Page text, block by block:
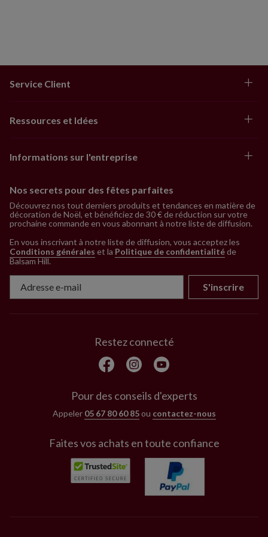
Service Client
Ressources et Idées
Informations sur l'entreprise
Nos secrets pour des fêtes parfaites
Découvrez nos tout derniers produits et tendances en matière de
décoration de Noël, et bénéficiez de 30 € de réduction sur votre
prochaine commande en vous abonnant à notre liste de diffusion.
En vous inscrivant à notre liste de diffusion, vous acceptez les
Conditions générales et la Politique de confidentialitéde
Balsam Hill.
S'inscrire
Restez connecté
Pour des conseils d'experts
Appeler 05 67 80 60 85ou contactez-nous
Faites vos achats en toute confiance